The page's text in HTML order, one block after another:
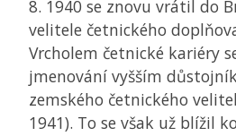
8. 1940 se znovu vrátil do
velitele četnického
Vrcholem četnické kariéry
jmenování vyšším
zemského četnického
1941). To se však už blížil